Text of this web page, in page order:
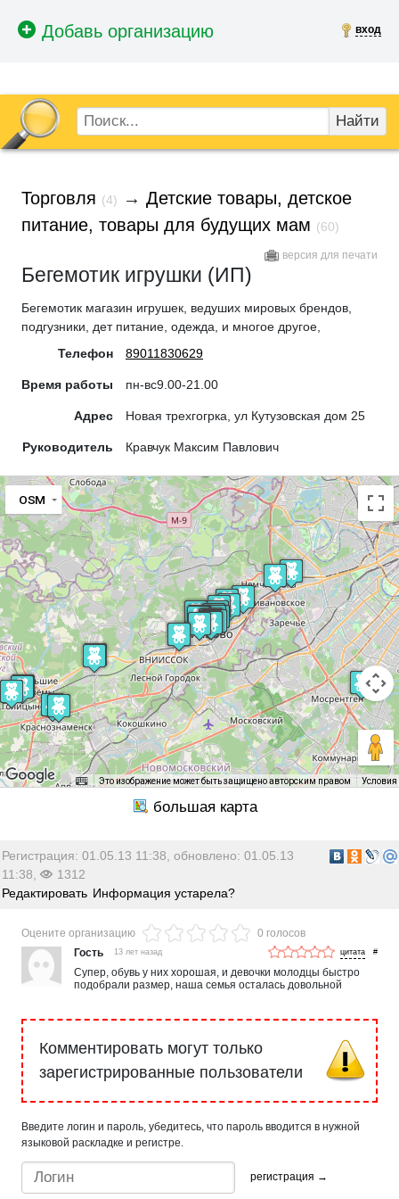
вход
Найти
Торговля (4) → Детские товары, детское
питание, товары для будущих мам (60)
версия для печати
Бегемотик игрушки (ИП)
Бегемотик магазин игрушек, ведуших мировых брендов,
подгузники, дет питание, одежда, и многое другое,
Телефон
89011830629
Время работы пн-вс9.00-21.00
Адрес Новая трехгогрка, ул Кутузовская дом 25
Руководитель Кравчук Максим Павлович
OSM
Это изображение может быть защищено авторским правом Условия
Регистрация: 01.05.13 11:38, обновлено: 01.05.13
11:38,
1312
Редактировать Информация устарела?
Оцените организацию
0 голосов
Гость
13 лет назад #
Супер, обувь у них хорошая, и девочки молодцы быстро
подобрали размер, наша семья осталась довольной
Комментировать могут только
зарегистрированные пользователи
Введите логин и пароль, убедитесь, что пароль вводится в нужной
языковой раскладке и регистре.
регистрация →